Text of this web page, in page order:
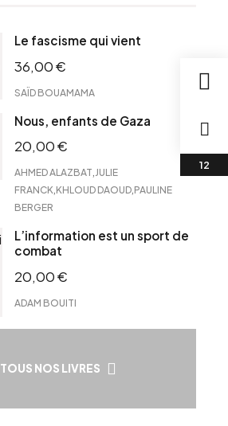
Le fascisme qui vient
36,00€
SAÏD BOUAMAMA
Nous, enfants de Gaza
20,00€
AHMED ALAZBAT JULIE
FRANCK KHLOUD DAOUD PAULINE
BERGER
L’information est un sport de
combat
20,00€
ADAM BOUITI
TOUS NOS LIVRES